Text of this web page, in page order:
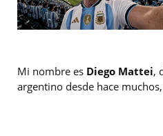
Mi nombre es Diego Mattei,
argentino desde hace